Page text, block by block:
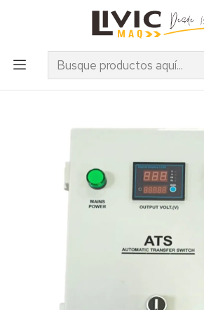
UTILIZA EL CUPÓN "INVIERNO10" EN
Categorías
Tablero de transferencia
Hyundai